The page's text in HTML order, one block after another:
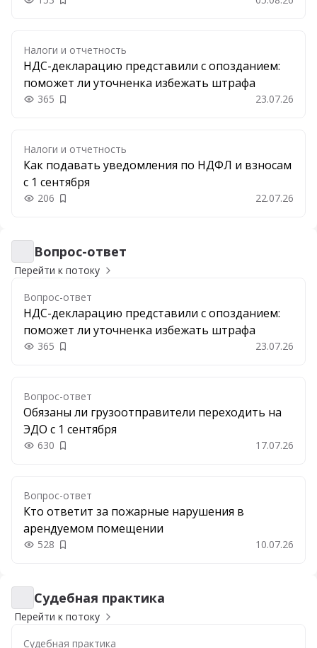
Добавить в закладки
Налоги и отчетность
НДС-декларацию представили с опозданием:
поможет ли уточненка избежать штрафа
365 Добавить в закладки 23.07.26
Налоги и отчетность
Как подавать уведомления по НДФЛ и взносам
с 1 сентября
206 Добавить в закладки 22.07.26
Вопрос-ответ
Вопрос-ответ
Перейти к потоку
Вопрос-ответ
НДС-декларацию представили с опозданием:
поможет ли уточненка избежать штрафа
365 Добавить в закладки 23.07.26
Вопрос-ответ
Обязаны ли грузоотправители переходить на
ЭДО с 1 сентября
630 Добавить в закладки 17.07.26
Вопрос-ответ
Кто ответит за пожарные нарушения в
арендуемом помещении
528 Добавить в закладки 10.07.26
Судебная практика
Судебная практика
Перейти к потоку
Судебная практика